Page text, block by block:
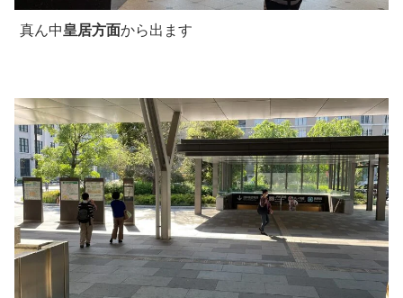
真ん中皇居方面から出ます